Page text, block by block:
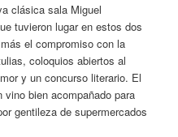
clásica sala Miguel
tuvieron lugar en estos dos
el compromiso con la
coloquios abiertos al
y un concurso literario. El
bien acompañado para
gentileza de supermercados